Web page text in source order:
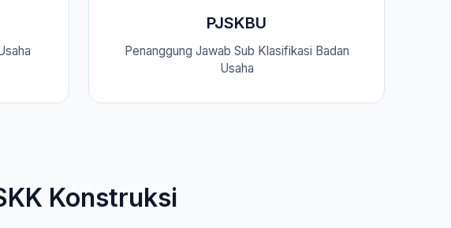
PJSKBU
Penanggung Jawab Sub Klasifikasi Badan
Usaha
Konstruksi